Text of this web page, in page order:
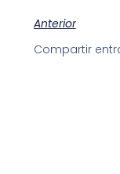
Anterior
Compartir